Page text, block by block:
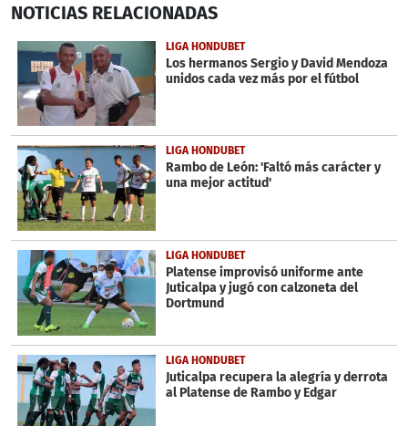
seconds
5
minutes,
10
seconds
NOTICIAS RELACIONADAS
LIGA HONDUBET
Los hermanos Sergio y David Mendoza
unidos cada vez más por el fútbol
LIGA HONDUBET
Rambo de León: 'Faltó más carácter y
una mejor actitud'
LIGA HONDUBET
Platense improvisó uniforme ante
Juticalpa y jugó con calzoneta del
Dortmund
LIGA HONDUBET
Juticalpa recupera la alegría y derrota
al Platense de Rambo y Edgar